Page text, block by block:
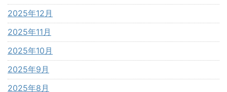
2025年12月
2025年11月
2025年10月
2025年9月
2025年8月